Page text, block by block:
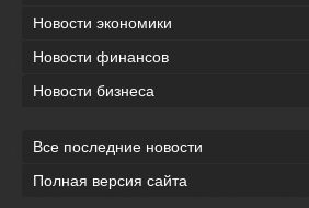
Новости экономики
Новости финансов
Новости бизнеса
Все последние новости
Полная версия сайта